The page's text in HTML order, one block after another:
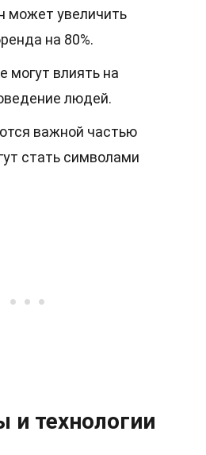
может увеличить
на 80%.
могут влиять на
людей.
важной частью
стать символами
и технологии